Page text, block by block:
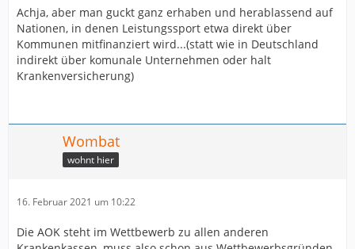
Achja, aber man guckt ganz erhaben und herablassend auf
Nationen, in denen Leistungssport etwa direkt über
Kommunen mitfinanziert wird...(statt wie in Deutschland
indirekt über komunale Unternehmen oder halt
Krankenversicherung)
Wombat
wohnt hier
16. Februar 2021 um 10:22
Die AOK steht im Wettbewerb zu allen anderen